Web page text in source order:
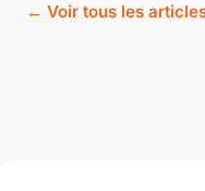
← Voir tous les